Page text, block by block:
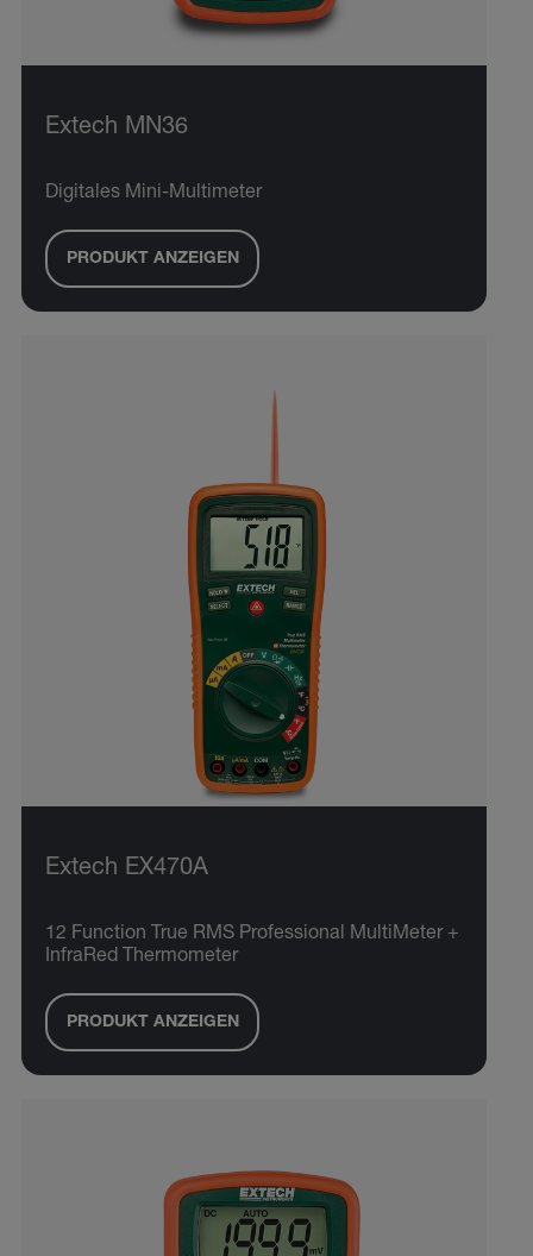
Extech MN36
Digitales Mini-Multimeter
PRODUKT ANZEIGEN
Extech EX470A
12 Function True RMS Professional MultiMeter +
InfraRed Thermometer
PRODUKT ANZEIGEN